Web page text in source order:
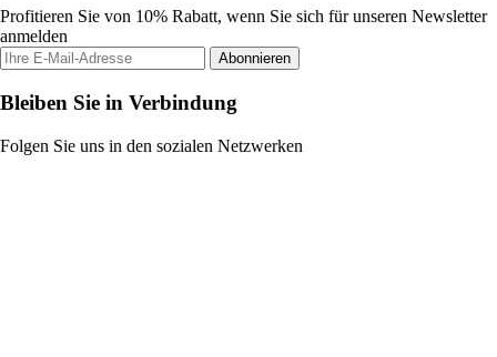
Profitieren Sie von 10% Rabatt, wenn Sie sich für unseren Newsletter
anmelden
Abonnieren
Bleiben Sie in Verbindung
Folgen Sie uns in den sozialen Netzwerken